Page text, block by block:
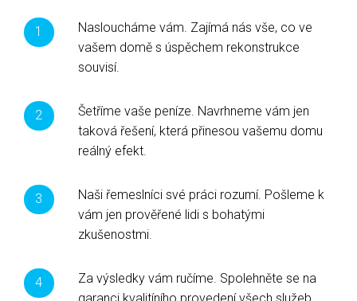
Nasloucháme vám. Zajímá nás vše, co ve
vašem domě s úspěchem rekonstrukce
souvisí.
Šetříme vaše peníze. Navrhneme vám jen
taková řešení, která přinesou vašemu domu
reálný efekt.
Naši řemeslníci své práci rozumí. Pošleme k
vám jen prověřené lidi s bohatými
zkušenostmi.
Za výsledky vám ručíme. Spolehněte se na
garanci kvalitíního provedení všech služeb.